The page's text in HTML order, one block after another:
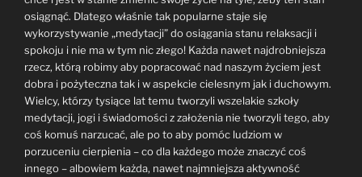
osiągnąć. Dlatego właśnie tak popularne staje się
wykorzystywanie „medytacji” do osiągania stanu relaksacji i
spokoju i nie ma w tym nic złego! Każda nawet najdrobniejsza
rzecz, którą robimy aby popracować nad naszym życiem jest
dobra i pożyteczna tak i w aspekcie cielesnym jak i duchowym.
Wielcy, którzy tysiące lat temu tworzyli wszelakie szkoły
medytacji, jogi i świadomości z założenia nie tworzyli tego, aby
coś komuś narzucać, ale po to aby pomóc ludziom w
porzuceniu cierpienia – co dla każdego może znaczyć coś
innego – albowiem każda, nawet najmniejsza aktywność